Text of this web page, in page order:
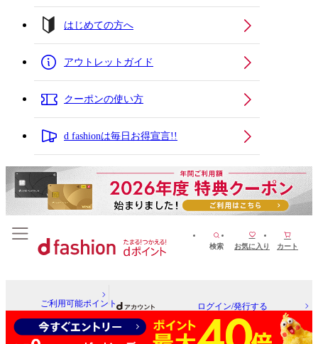
はじめての方へ
アウトレットガイド
クーポンの使い方
d fashionは毎日お得宣言!!
検索 お気に入り カート
ご利用可能ポイント ログイン/発行する